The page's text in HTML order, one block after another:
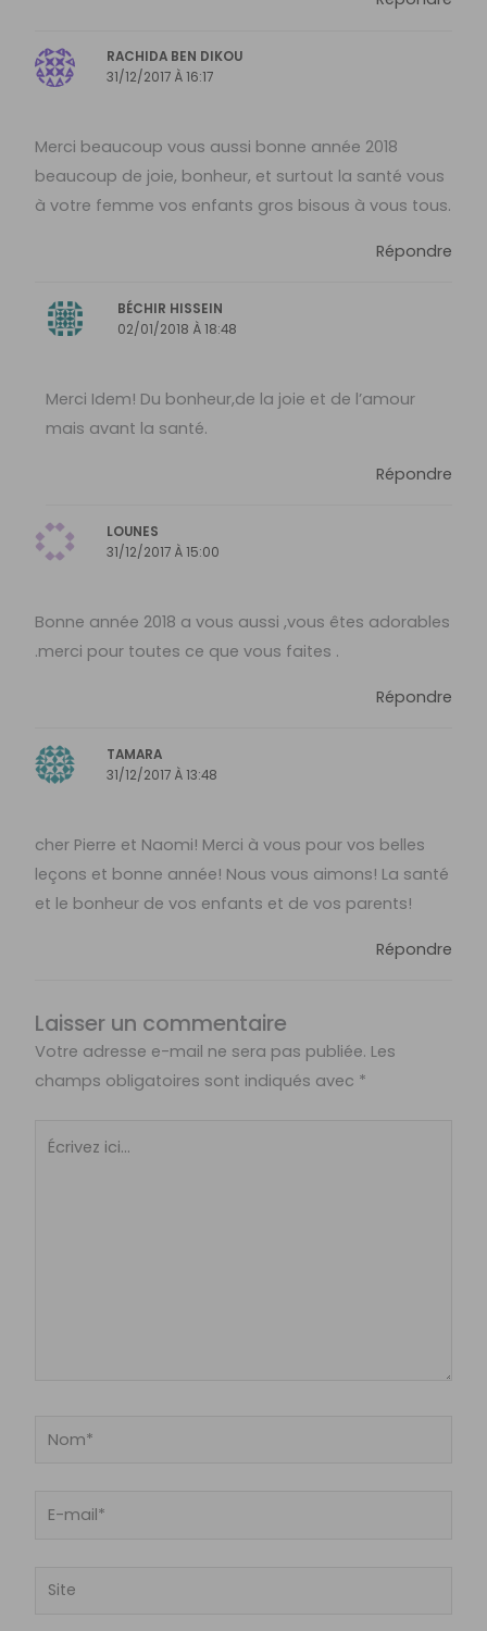
RACHIDA BEN DIKOU
31/12/2017 À 16:17
Merci beaucoup vous aussi bonne année 2018
beaucoup de joie, bonheur, et surtout la santé vous
à votre femme vos enfants gros bisous à vous tous.
Répondre
BÉCHIR HISSEIN
02/01/2018 À 18:48
Merci Idem! Du bonheur,de la joie et de l’amour
mais avant la santé.
Répondre
LOUNES
31/12/2017 À 15:00
Bonne année 2018 a vous aussi ,vous êtes adorables
.merci pour toutes ce que vous faites .
Répondre
TAMARA
31/12/2017 À 13:48
cher Pierre et Naomi! Merci à vous pour vos belles
leçons et bonne année! Nous vous aimons! La santé
et le bonheur de vos enfants et de vos parents!
Répondre
Laisser un commentaire
Votre adresse e-mail ne sera pas publiée. Les
champs obligatoires sont indiqués avec *
E-
Site